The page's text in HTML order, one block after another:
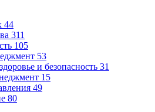
44
311
105
53
и безопасность 31
15
49
80